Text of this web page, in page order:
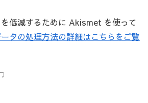
低減するために Akismet を使って
タの処理方法の詳細はこちらをご覧